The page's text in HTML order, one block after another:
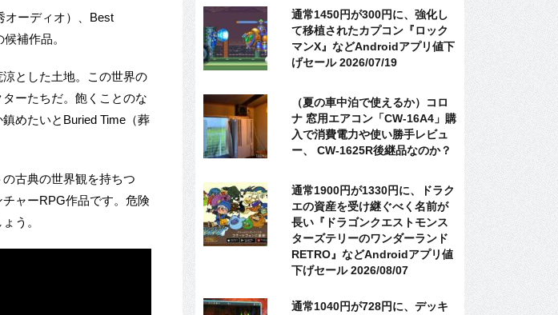
オーディオ）、Best
補作品。
とした土地。この世界の
ーたちだ。飽くことのな
めたいとBuried Time（葬
古典の世界観を持ちつ
ャーRPG作品です。危険
う。
通常1450円が300円に、強化し
て移植されたカプコン『ロック
マンX』などAndroidアプリ値下
げセール 2026/07/19
（夏の車中泊で使えるか）コロ
ナ 窓用エアコン「CW-16A4」購
入で消費電力や使い勝手レビュ
ー、 CW-1625R後継品なのか？
通常1900円が1330円に、ドラク
エの資産を受け継ぐべく名前が
長い『ドラゴンクエストモンス
ターズテリーのワンダーランド
RETRO』などAndroidアプリ値
下げセール 2026/08/07
通常1040円が728円に、デッキ